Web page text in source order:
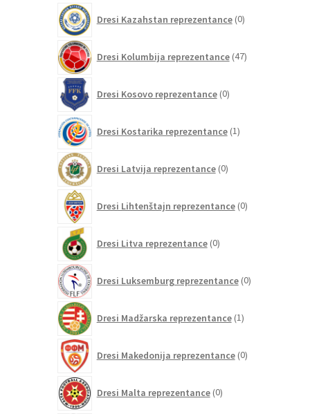
Dresi Kazahstan reprezentance 0izdelkov
Dresi Kolumbija reprezentance 47izdelkov
Dresi Kosovo reprezentance 0izdelkov
Dresi Kostarika reprezentance 1izdelek
Dresi Latvija reprezentance 0izdelkov
Dresi Lihtenštajn reprezentance 0izdelkov
Dresi Litva reprezentance 0izdelkov
Dresi Luksemburg reprezentance 0izdelkov
Dresi Madžarska reprezentance 1izdelek
Dresi Makedonija reprezentance 0izdelkov
Dresi Malta reprezentance 0izdelkov